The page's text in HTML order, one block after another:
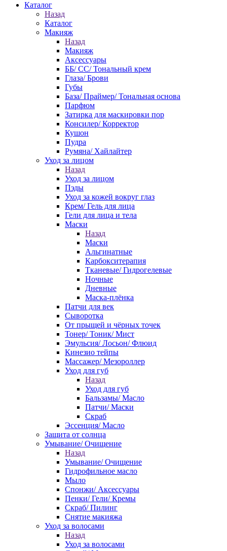
Каталог
Назад
Каталог
Макияж
Назад
Макияж
Аксессуары
ББ/ СС/ Тональный крем
Глаза/ Брови
Губы
База/ Праймер/ Тональная основа
Парфюм
Затирка для маскировки пор
Консилер/ Корректор
Кушон
Пудра
Румяна/ Хайлайтер
Уход за лицом
Назад
Уход за лицом
Пэды
Уход за кожей вокруг глаз
Крем/ Гель для лица
Гели для лица и тела
Маски
Назад
Маски
Альгинатные
Карбокситерапия
Тканевые/ Гидрогелевые
Ночные
Дневные
Маска-плёнка
Патчи для век
Сыворотка
От прыщей и чёрных точек
Тонер/ Тоник/ Мист
Эмульсия/ Лосьон/ Флюид
Кинезио тейпы
Массажер/ Мезороллер
Уход для губ
Назад
Уход для губ
Бальзамы/ Масло
Патчи/ Маски
Скраб
Эссенция/ Масло
Защита от солнца
Умывание/ Очищение
Назад
Умывание/ Очищение
Гидрофильное масло
Мыло
Спонжи/ Аксессуары
Пенки/ Гели/ Кремы
Скраб/ Пилинг
Снятие макияжа
Уход за волосами
Назад
Уход за волосами